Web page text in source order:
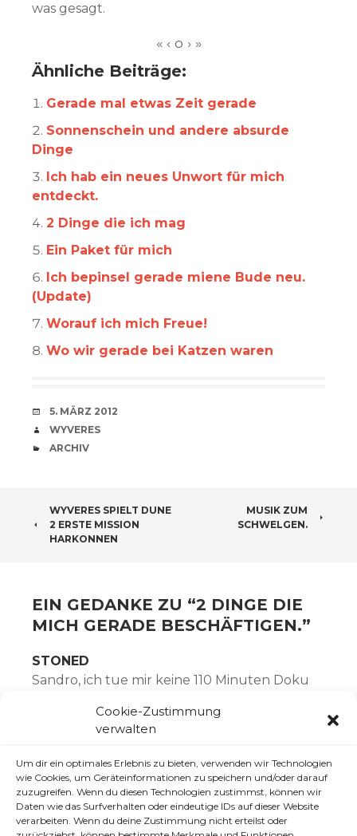
Cookie-Zustimmung
verwalten
Um dir ein optimales Erlebnis zu bieten, verwenden wir Technologien
wie Cookies, um Geräteinformationen zu speichern und/oder darauf
zuzugreifen. Wenn du diesen Technologien zustimmst, können wir
Daten wie das Surfverhalten oder eindeutige IDs auf dieser Website
verarbeiten. Wenn du deine Zustimmung nicht erteilst oder
was gesagt.
Ähnliche Beiträge:
Gerade mal etwas Zeit gerade
Sonnenschein und andere absurde
Dinge
Ich hab ein neues Unwort für mich
entdeckt.
2 Dinge die ich mag
Ein Paket für mich
Ich bepinsel gerade miene Bude neu.
(Update)
Worauf ich mich Freue!
Wo wir gerade bei Katzen waren
VERABREDUNG
5. MÄRZ 2012
VERFASSER
WYVERES
CATEGORIES
ARCHIV
BEITRAGSNAVIGATION
WYVERES SPIELT DUNE
2 ERSTE MISSION
HARKONNEN
MUSIK ZUM
SCHWELGEN.
EIN GEDANKE ZU “2 DINGE DIE
MICH GERADE BESCHÄFTIGEN.”
STONED
Sandro, ich tue mir keine 110 Minuten Doku
„Dinge die mich gerade beschäftigen“ – „Muss
noch Klopapier kaufen./Dumme Kunden
Ich bitte dich in Zukunft ein paar passendere
Titel für deine Artikel dir auszudenken, etwas
dass einen nicht sketpisch blicken lässt. Und